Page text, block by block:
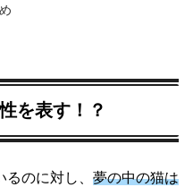
を表す！？
のに対し、 夢の中の猫は